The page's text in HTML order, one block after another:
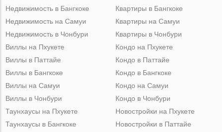
Недвижимость в Бангкоке
Недвижимость на Самуи
Недвижимость в Чонбури
Квартиры в Бангкоке
Квартиры на Самуи
Квартиры в Чонбури
Виллы на Пхукете
Виллы в Паттайе
Виллы в Бангкоке
Виллы на Самуи
Виллы в Чонбури
Кондо на Пхукете
Кондо в Паттайе
Кондо в Бангкоке
Кондо на Самуи
Кондо в Чонбури
Таунхаусы на Пхукете
Таунхаусы в Бангкоке
Новостройки на Пхукете
Новостройки в Паттайе